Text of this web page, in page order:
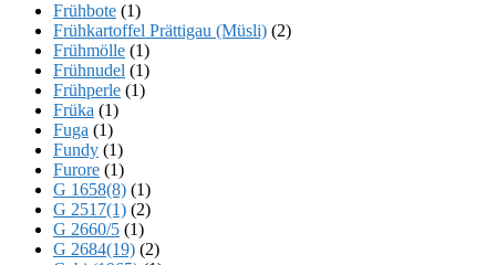
Frühbote (1)
Frühkartoffel Prättigau (Müsli) (2)
Frühmölle (1)
Frühnudel (1)
Frühperle (1)
Früka (1)
Fuga (1)
Fundy (1)
Furore (1)
G 1658(8) (1)
G 2517(1) (2)
G 2660/5 (1)
G 2684(19) (2)